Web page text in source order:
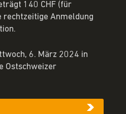
140 CHF (für
rechtzeitige Anmeldung
6. März 2024 in
Ostschweizer